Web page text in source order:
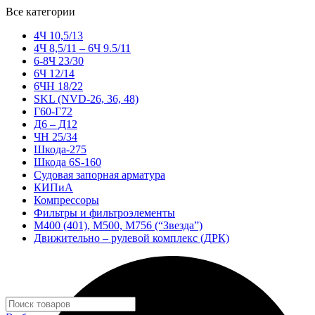
Все категории
4Ч 10,5/13
4Ч 8,5/11 – 6Ч 9.5/11
6-8Ч 23/30
6Ч 12/14
6ЧН 18/22
SKL (NVD-26, 36, 48)
Г60-Г72
Д6 – Д12
ЧН 25/34
Шкода-275
Шкода 6S-160
Судовая запорная арматура
КИПиА
Компрессоры
Фильтры и фильтроэлементы
М400 (401), М500, М756 (“Звезда”)
Движительно – рулевой комплекс (ДРК)